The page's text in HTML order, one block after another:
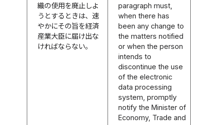
織の使用を廃止しよ
うとするときは、速
やかにその旨を経済
産業大臣に届け出な
ければならない。
paragraph must,
when there has
been any change to
the matters notified
or when the person
intends to
discontinue the use
of the electronic
data processing
system, promptly
notify the Minister of
Economy, Trade and